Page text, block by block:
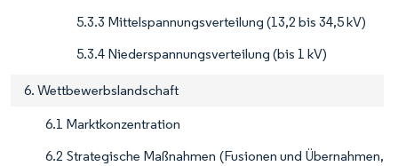
5.3.3 Mittelspannungsverteilung (13,2 bis 34,5 kV)
5.3.4 Niederspannungsverteilung (bis 1 kV)
6. Wettbewerbslandschaft
6.1 Marktkonzentration
6.2 Strategische Maßnahmen (Fusionen und Übernahmen,